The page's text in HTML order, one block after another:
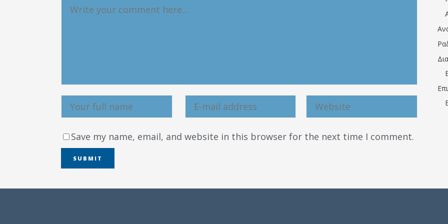
Save my name, email, and website in this browser for the next time I comment.